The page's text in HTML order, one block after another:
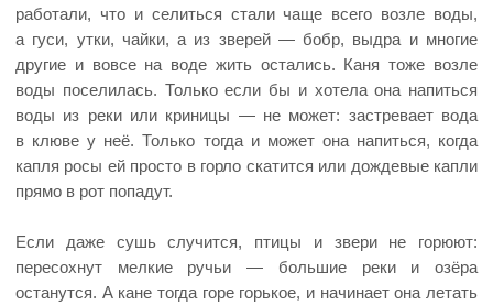
работали, что и селиться стали чаще всего возле воды,
а гуси, утки, чайки, а из зверей — бобр, выдра и многие
другие и вовсе на воде жить остались. Каня тоже возле
воды поселилась. Только если бы и хотела она напиться
воды из реки или криницы — не может: застревает вода
в клюве у неё. Только тогда и может она напиться, когда
капля росы ей просто в горло скатится или дождевые капли
прямо в рот попадут.
Если даже сушь случится, птицы и звери не горюют:
пересохнут мелкие ручьи — большие реки и озёра
останутся. А кане тогда горе горькое, и начинает она летать